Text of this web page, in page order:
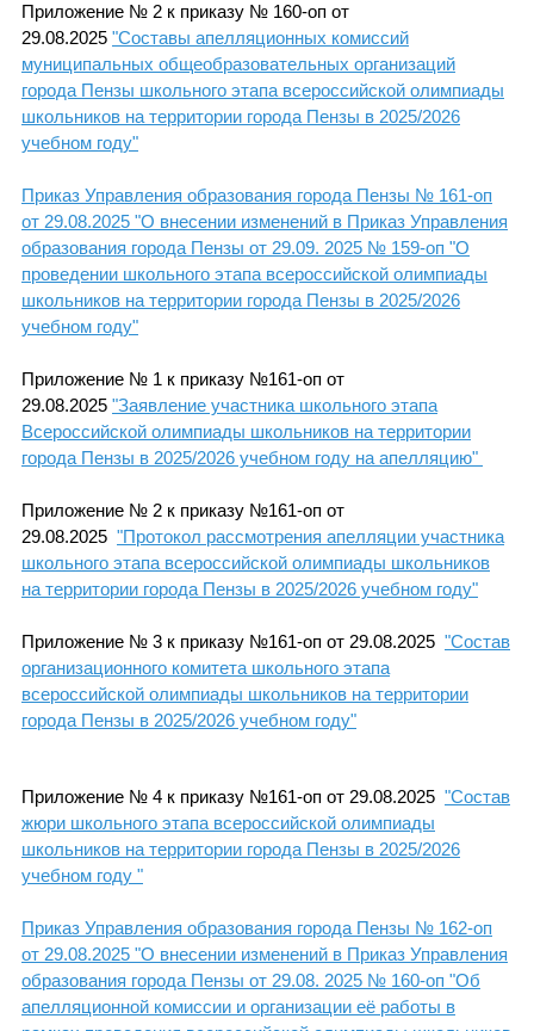
Приложение № 2 к приказу № 160-оп от
29.08.2025 "Составы апелляционных комиссий
муниципальных общеобразовательных организаций
города Пензы школьного этапа всероссийской олимпиады
школьников на территории города Пензы в 2025/2026
учебном году"
Приказ Управления образования города Пензы № 161-оп
от 29.08.2025 "О внесении изменений в Приказ Управления
образования города Пензы от 29.09. 2025 № 159-оп "О
проведении школьного этапа всероссийской олимпиады
школьников на территории города Пензы в 2025/2026
учебном году"
Приложение № 1 к приказу №161-оп от
29.08.2025 "Заявление участника школьного этапа
Всероссийской олимпиады школьников на территории
города Пензы в 2025/2026 учебном году на апелляцию"
Приложение № 2 к приказу №161-оп от
29.08.2025 "Протокол рассмотрения апелляции участника
школьного этапа всероссийской олимпиады школьников
на территории города Пензы в 2025/2026 учебном году"
Приложение № 3 к приказу №161-оп от 29.08.2025 "Состав
организационного комитета школьного этапа
всероссийской олимпиады школьников на территории
города Пензы в 2025/2026 учебном году"
Приложение № 4 к приказу №161-оп от 29.08.2025 "Состав
жюри школьного этапа всероссийской олимпиады
школьников на территории города Пензы в 2025/2026
учебном году "
Приказ Управления образования города Пензы № 162-оп
от 29.08.2025 "О внесении изменений в Приказ Управления
образования города Пензы от 29.08. 2025 № 160-оп "Об
апелляционной комиссии и организации её работы в